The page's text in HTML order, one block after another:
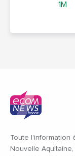
1M
Toute l'information
Nouvelle